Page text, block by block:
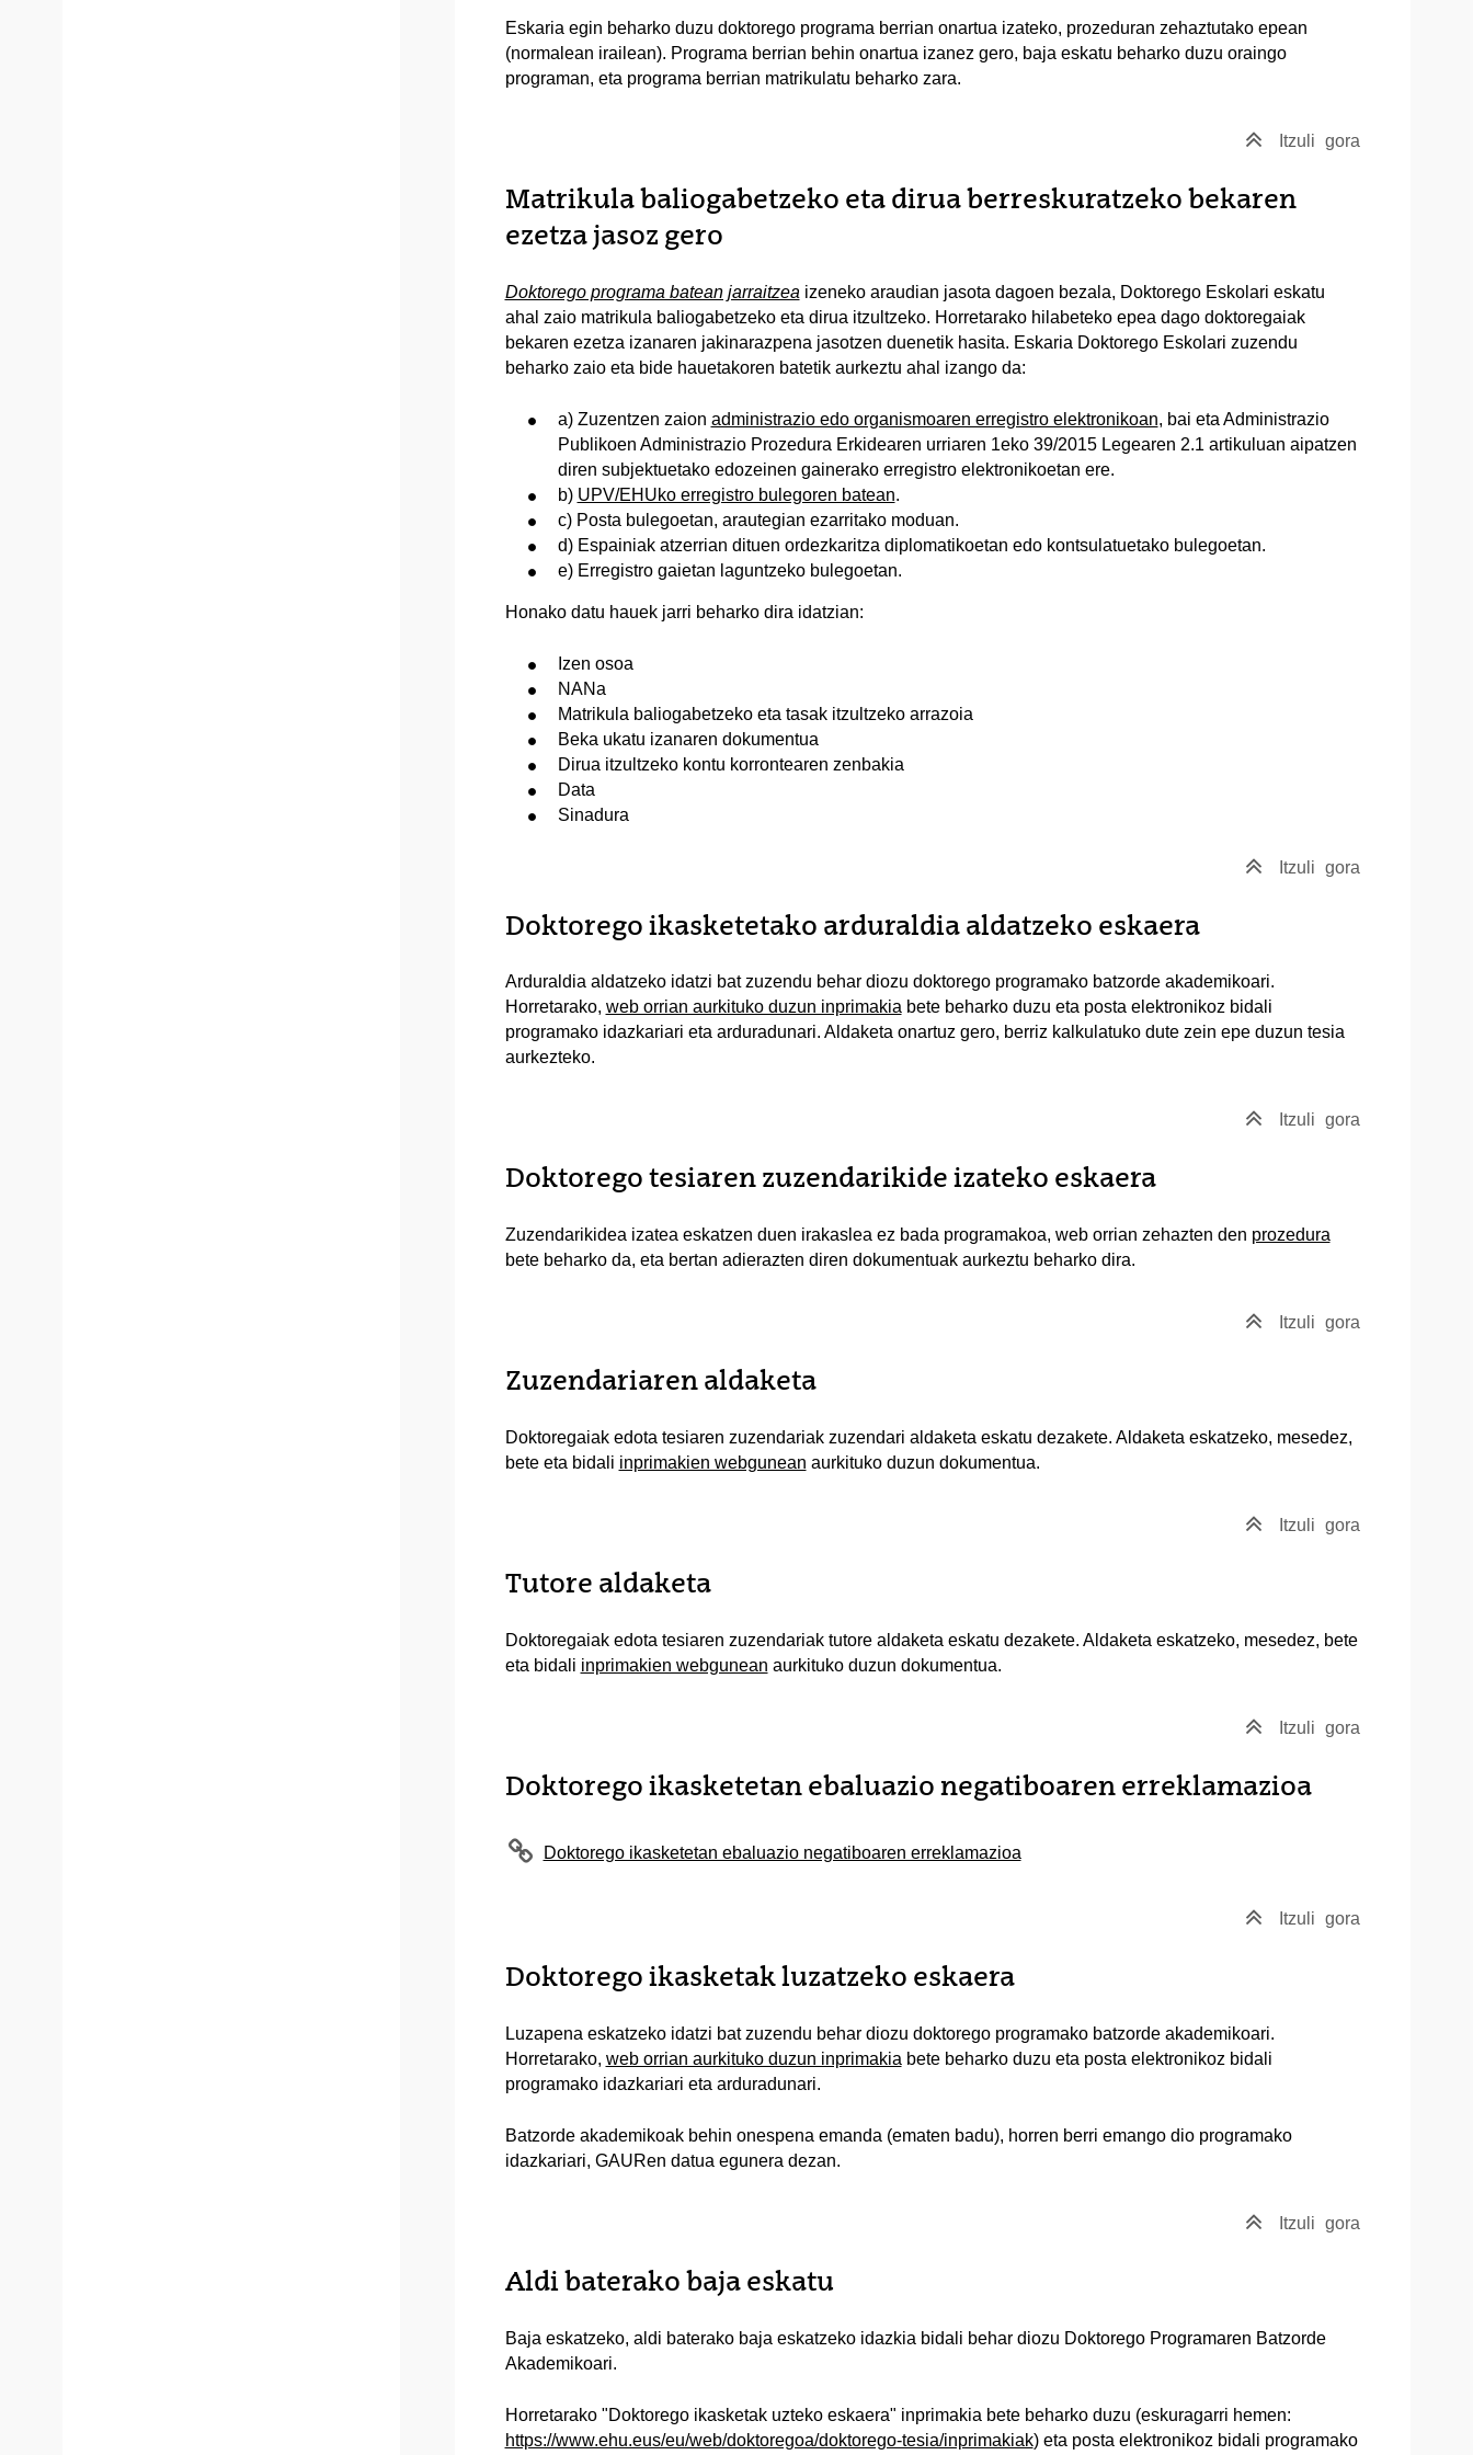
Eskaria egin beharko duzu doktorego programa berrian onartua izateko, prozeduran zehaztutako epean
(normalean irailean). Programa berrian behin onartua izanez gero, baja eskatu beharko duzu oraingo
programan, eta programa berrian matrikulatu beharko zara.
Itzuli gora
Matrikula baliogabetzeko eta dirua berreskuratzeko bekaren
ezetza jasoz gero
Doktorego programa batean jarraitzea izeneko araudian jasota dagoen bezala, Doktorego Eskolari eskatu
ahal zaio matrikula baliogabetzeko eta dirua itzultzeko. Horretarako hilabeteko epea dago doktoregaiak
bekaren ezetza izanaren jakinarazpena jasotzen duenetik hasita. Eskaria Doktorego Eskolari zuzendu
beharko zaio eta bide hauetakoren batetik aurkeztu ahal izango da:
a) Zuzentzen zaion administrazio edo organismoaren erregistro elektronikoan, bai eta Administrazio
Publikoen Administrazio Prozedura Erkidearen urriaren 1eko 39/2015 Legearen 2.1 artikuluan aipatzen
diren subjektuetako edozeinen gainerako erregistro elektronikoetan ere.
b) UPV/EHUko erregistro bulegoren batean.
c) Posta bulegoetan, arautegian ezarritako moduan.
d) Espainiak atzerrian dituen ordezkaritza diplomatikoetan edo kontsulatuetako bulegoetan.
e) Erregistro gaietan laguntzeko bulegoetan.
Honako datu hauek jarri beharko dira idatzian:
Izen osoa
NANa
Matrikula baliogabetzeko eta tasak itzultzeko arrazoia
Beka ukatu izanaren dokumentua
Dirua itzultzeko kontu korrontearen zenbakia
Data
Sinadura
Itzuli gora
Doktorego ikasketetako arduraldia aldatzeko eskaera
Arduraldia aldatzeko idatzi bat zuzendu behar diozu doktorego programako batzorde akademikoari.
Horretarako, web orrian aurkituko duzun inprimakiabete beharko duzu eta posta elektronikoz bidali
programako idazkariari eta arduradunari. Aldaketa onartuz gero, berriz kalkulatuko dute zein epe duzun tesia
aurkezteko.
Itzuli gora
Doktorego tesiaren zuzendarikide izateko eskaera
Zuzendarikidea izatea eskatzen duen irakaslea ez bada programakoa, web orrian zehazten den prozedura
bete beharko da, eta bertan adierazten diren dokumentuak aurkeztu beharko dira.
Itzuli gora
Zuzendariaren aldaketa
Doktoregaiak edota tesiaren zuzendariak zuzendari aldaketa eskatu dezakete. Aldaketa eskatzeko, mesedez,
bete eta bidali inprimakien webgunean aurkituko duzun dokumentua.
Itzuli gora
Tutore aldaketa
Doktoregaiak edota tesiaren zuzendariak tutore aldaketa eskatu dezakete. Aldaketa eskatzeko, mesedez, bete
eta bidali inprimakien webgunean aurkituko duzun dokumentua.
Itzuli gora
Doktorego ikasketetan ebaluazio negatiboaren erreklamazioa
Doktorego ikasketetan ebaluazio negatiboaren erreklamazioa
Itzuli gora
Doktorego ikasketak luzatzeko eskaera
Luzapena eskatzeko idatzi bat zuzendu behar diozu doktorego programako batzorde akademikoari.
Horretarako, web orrian aurkituko duzun inprimakia bete beharko duzu eta posta elektronikoz bidali
programako idazkariari eta arduradunari.
Batzorde akademikoak behin onespena emanda (ematen badu), horren berri emango dio programako
idazkariari, GAURen datua egunera dezan.
Itzuli gora
Aldi baterako baja eskatu
Baja eskatzeko, aldi baterako baja eskatzeko idazkia bidali behar diozu Doktorego Programaren Batzorde
Akademikoari.
Horretarako "Doktorego ikasketak uzteko eskaera" inprimakia bete beharko duzu (eskuragarri hemen:
https://www.ehu.eus/eu/web/doktoregoa/doktorego-tesia/inprimakiak) eta posta elektronikoz bidali programako